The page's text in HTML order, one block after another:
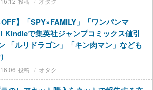
OFF】「SPY×FAMILY」「ワンパンマ
Kindleで集英社ジャンプコミックス値引
「ルリドラゴン」「キン肉マン」なども
オタク